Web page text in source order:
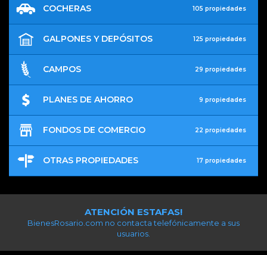
COCHERAS 105 propiedades
GALPONES Y DEPÓSITOS 125 propiedades
CAMPOS 29 propiedades
PLANES DE AHORRO 9 propiedades
FONDOS DE COMERCIO 22 propiedades
OTRAS PROPIEDADES 17 propiedades
ATENCIÓN ESTAFAS!
BienesRosario.com no contacta telefónicamente a sus
usuarios.